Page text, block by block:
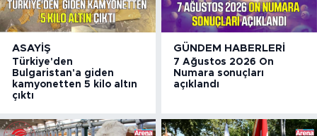
ASAYIŞ
Türkiye'den
Bulgaristan'a giden
kamyonetten 5 kilo altın
çıktı
GÜNDEM HABERLERI
7 Ağustos 2026 On
Numara sonuçları
açıklandı